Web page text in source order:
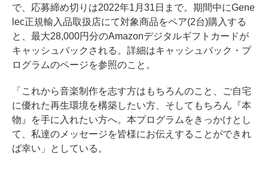
で、応募締め切りは2022年1月31日まで。期間中にGene
lec正規輸入品取扱店にて対象商品をペア(2台)購入する
と、最大28,000円分のAmazonデジタルギフトカードが
キャッシュバックされる。詳細はキャッシュバック・プ
ログラムのページを参照のこと。
「これから音楽制作を志す方はもちろんのこと、ご自宅
に優れた再生環境を構築したい方、そしてもちろん『本
物』を手に入れたい方へ。本プログラムをきっかけとし
て、私達のメッセージを皆様にお伝えすることができれ
ば幸い」としている。